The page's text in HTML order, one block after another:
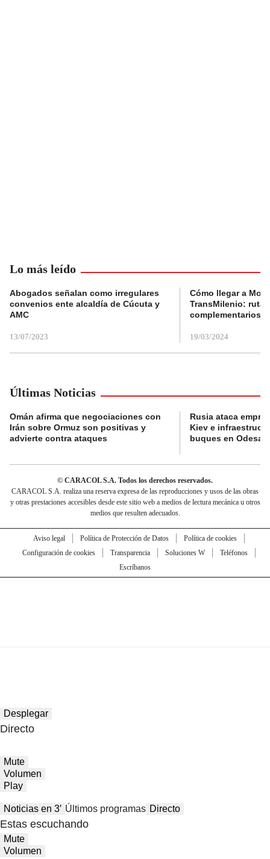
Lo más leído
Abogados señalan como irregulares
convenios ente alcaldía de Cúcuta y
AMC
13/07/2023
Cómo llegar a
TransMilenio:
complementarios
19/03/2024
Últimas Noticias
Omán afirma que negociaciones con
Irán sobre Ormuz son positivas y
advierte contra ataques
Rusia ataca
Kiev e
buques en Odesa
© CARACOL S.A. Todos los derechos reservados.
CARACOL S.A. realiza una reserva expresa de las reproducciones y usos de las obras
y otras prestaciones accesibles desde este sitio web a medios de lectura mecánica u otros
medios que resulten adecuados.
Aviso legal Política de Protección de Datos
Política de cookies
Configuración de cookies
Transparencia Soluciones W
Teléfonos
Escríbanos
Desplegar
Directo
Mute
Volumen
Play
Noticias en 3′ Últimos programas Directo
Estas escuchando
Mute
Volumen